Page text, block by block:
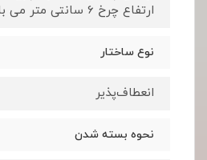
ارتفاع چرخ 6 سانتی متر می باشد.
نوع ساختار
انعطاف‌پذیر
نحوه بسته شدن